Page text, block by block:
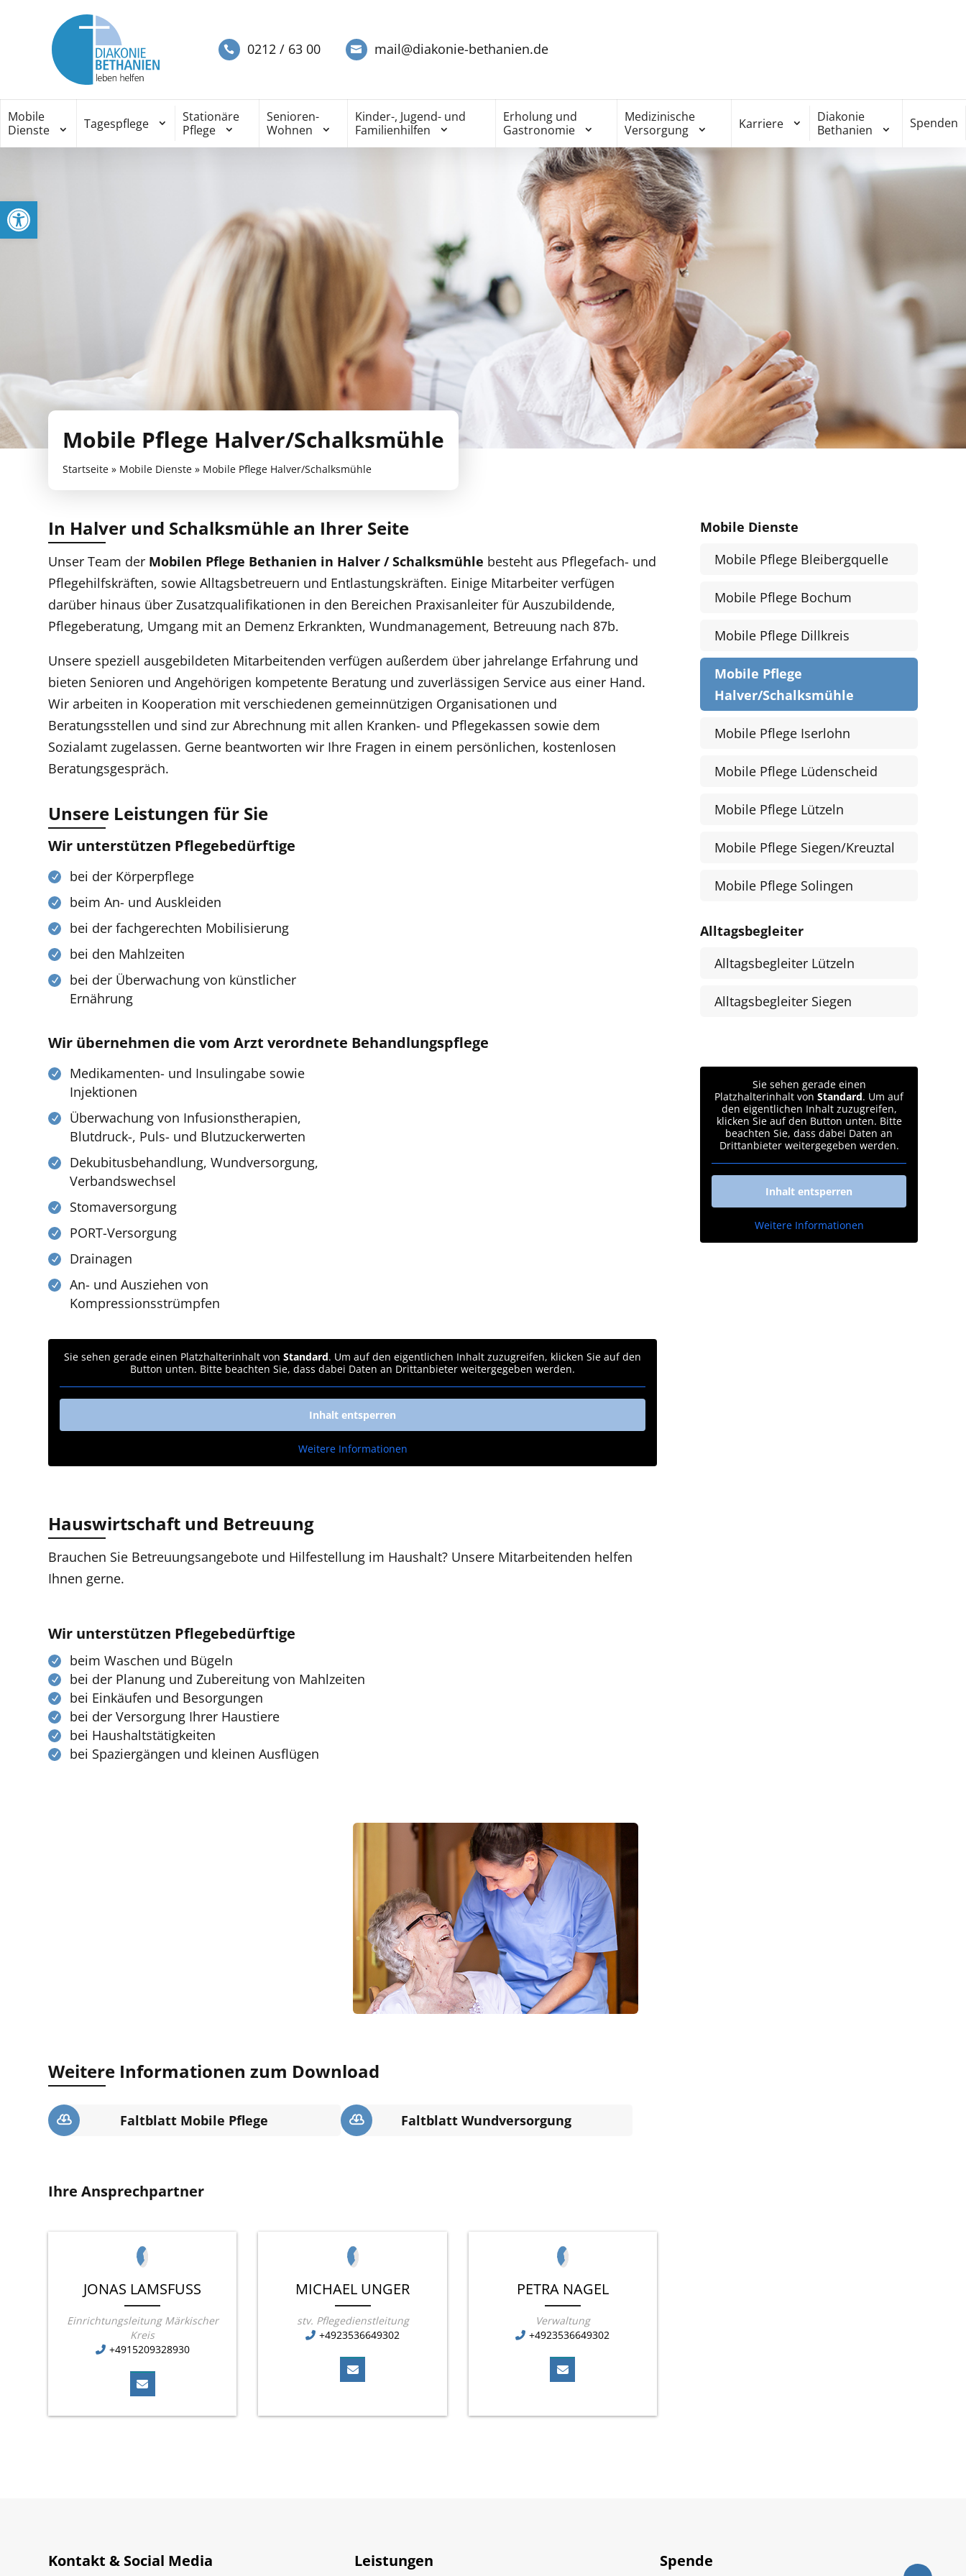
Werkzeugleiste öffnen
0212 / 63 00 mail@diakonie-bethanien.de
Mobile
Dienste
Tagespflege
Stationäre
Pflege
Senioren-
Wohnen
Kinder-, Jugend- und
Familienhilfen
Erholung und
Gastronomie
Medizinische
Versorgung
Karriere
Diakonie
Bethanien
Spenden
Mobile Pflege Halver/Schalksmühle
Startseite » Mobile Dienste » Mobile Pflege Halver/Schalksmühle
In Halver und Schalksmühle an Ihrer Seite
Unser Team der Mobilen Pflege Bethanien in Halver / Schalksmühle besteht aus Pflegefach- und
Pflegehilfskräften, sowie Alltagsbetreuern und Entlastungskräften. Einige Mitarbeiter verfügen
darüber hinaus über Zusatzqualifikationen in den Bereichen Praxisanleiter für Auszubildende,
Pflegeberatung, Umgang mit an Demenz Erkrankten, Wundmanagement, Betreuung nach 87b.
Unsere speziell ausgebildeten Mitarbeitenden verfügen außerdem über jahrelange Erfahrung und
bieten Senioren und Angehörigen kompetente Beratung und zuverlässigen Service aus einer Hand.
Wir arbeiten in Kooperation mit verschiedenen gemeinnützigen Organisationen und
Beratungsstellen und sind zur Abrechnung mit allen Kranken- und Pflegekassen sowie dem
Sozialamt zugelassen. Gerne beantworten wir Ihre Fragen in einem persönlichen, kostenlosen
Beratungsgespräch.
Unsere Leistungen für Sie
Wir unterstützen Pflegebedürftige
bei der Körperpflege
beim An- und Auskleiden
bei der fachgerechten Mobilisierung
bei den Mahlzeiten
bei der Überwachung von künstlicher
Ernährung
Wir übernehmen die vom Arzt verordnete Behandlungspflege
Medikamenten- und Insulingabe sowie
Injektionen
Überwachung von Infusionstherapien,
Blutdruck-, Puls- und Blutzuckerwerten
Dekubitusbehandlung, Wundversorgung,
Verbandswechsel
Stomaversorgung
PORT-Versorgung
Drainagen
An- und Ausziehen von
Kompressionsstrümpfen
Sie sehen gerade einen Platzhalterinhalt vonStandard. Um auf den eigentlichen Inhalt zuzugreifen, klicken Sie auf den
Button unten. Bitte beachten Sie, dass dabei Daten an Drittanbieter weitergegeben werden.
Inhalt entsperren
Weitere Informationen
Hauswirtschaft und Betreuung
Brauchen Sie Betreuungsangebote und Hilfestellung im Haushalt? Unsere Mitarbeitenden helfen
Ihnen gerne.
Wir unterstützen Pflegebedürftige
beim Waschen und Bügeln
bei der Planung und Zubereitung von Mahlzeiten
bei Einkäufen und Besorgungen
bei der Versorgung Ihrer Haustiere
bei Haushaltstätigkeiten
bei Spaziergängen und kleinen Ausflügen
Weitere Informationen zum Download
Faltblatt Mobile Pflege Faltblatt Wundversorgung
Ihre Ansprechpartner
JONAS LAMSFUSS
Einrichtungsleitung Märkischer
Kreis
+4915209328930
MICHAEL UNGER
stv. Pflegedienstleitung
+4923536649302
PETRA NAGEL
Verwaltung
+4923536649302
Mobile Dienste
Mobile Pflege Bleibergquelle
Mobile Pflege Bochum
Mobile Pflege Dillkreis
Mobile Pflege
Halver/Schalksmühle
Mobile Pflege Iserlohn
Mobile Pflege Lüdenscheid
Mobile Pflege Lützeln
Mobile Pflege Siegen/Kreuztal
Mobile Pflege Solingen
Alltagsbegleiter
Alltagsbegleiter Lützeln
Alltagsbegleiter Siegen
Sie sehen gerade einen
Platzhalterinhalt vonStandard. Um auf
den eigentlichen Inhalt zuzugreifen,
klicken Sie auf den Button unten. Bitte
beachten Sie, dass dabei Daten an
Drittanbieter weitergegeben werden.
Inhalt entsperren
Weitere Informationen
Kontakt & Social Media Leistungen Spende